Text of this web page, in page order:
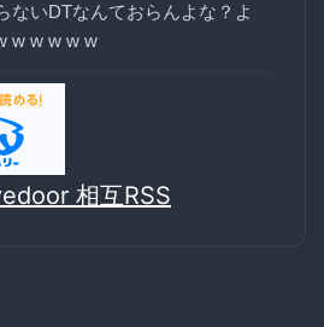
ないDTなんておらんよな？よ
w w w w w
相互RSS